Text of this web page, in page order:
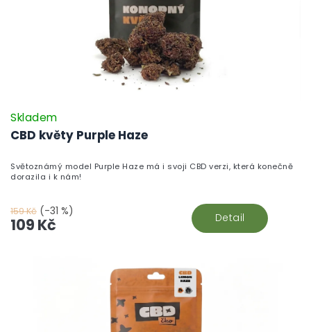
CBD květy Purple Haze
Skladem
159 Kč (-31 %)
109 Kč Detail
Světoznámý model Purple Haze má i svoji CBD verzi, která konečně
dorazila i k nám!